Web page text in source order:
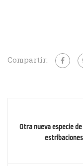
Compartir:
Otra nueva especie